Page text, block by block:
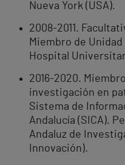
Nueva York (USA).
2008-2011.
Miembro de
Hospital
2016-2020.
investigación en
Sistema de
Andalucía (SICA).
Andaluz de
Innovación).